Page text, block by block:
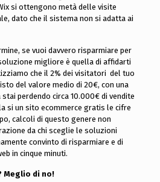
si ottengono metà delle visite
dato che il sistema non si adatta ai
se vuoi davvero risparmiare per
migliore è quella di affidarti
che il 2% dei visitatori del tuo
del valore medio di 20€, con una
perdendo circa 10.000€ di vendite
si un sito ecommerce gratis le cifre
calcoli di questo genere non
da chi sceglie le soluzioni
convinto di risparmiare e di
in cinque minuti.
Meglio di no!